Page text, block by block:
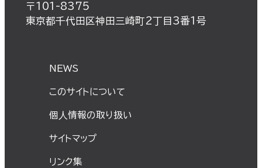
〒101-8375
東京都千代田区神田三崎町2丁目3番1号
NEWS
このサイトについて
個⼈情報の取り扱い
サイトマップ
リンク集